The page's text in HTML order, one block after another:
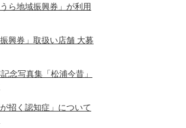
ら地域振興券」が利用
興券」取扱い店舗 大募
念写真集「松浦今昔」
招く認知症」について